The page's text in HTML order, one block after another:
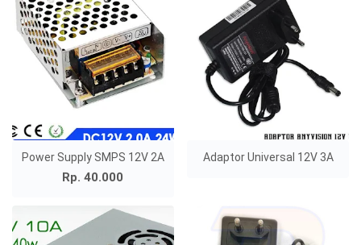
Power Supply SMPS 12V 2A
Rp. 40.000
Adaptor Universal 12V 3A